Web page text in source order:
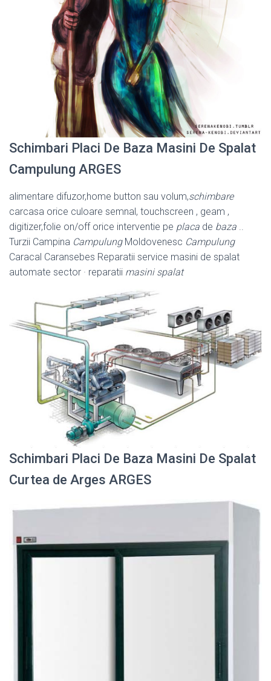
Schimbari Placi De Baza Masini De Spalat
Campulung ARGES
alimentare difuzor,home button sau volum,schimbare
carcasa orice culoare semnal, touchscreen , geam ,
digitizer,folie on/off orice interventie pe placa de baza ..
Turzii Campina CampulungMoldovenesc Campulung
Caracal Caransebes Reparatii service masini de spalat
automate sector · reparatii masini spalat
Schimbari Placi De Baza Masini De Spalat
Curtea de Arges ARGES